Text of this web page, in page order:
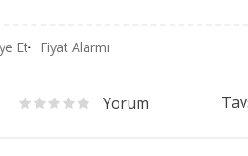
Et Fiyat Alarmı
Yorum